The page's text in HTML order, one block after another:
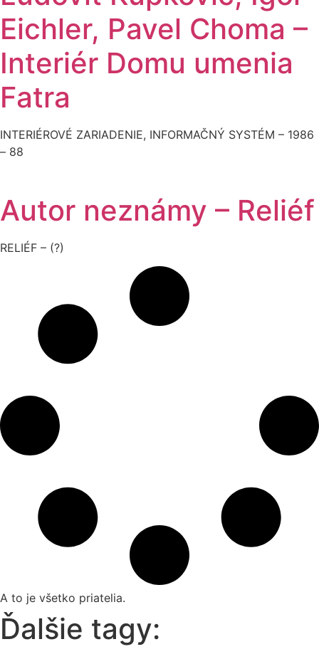
Eichler, Pavel Choma –
Interiér Domu umenia
Fatra
INTERIÉROVÉ ZARIADENIE, INFORMAČNÝ SYSTÉM – 1986
– 88
Autor neznámy – Reliéf
RELIÉF – (?)
A to je všetko priatelia.
Ďalšie tagy: